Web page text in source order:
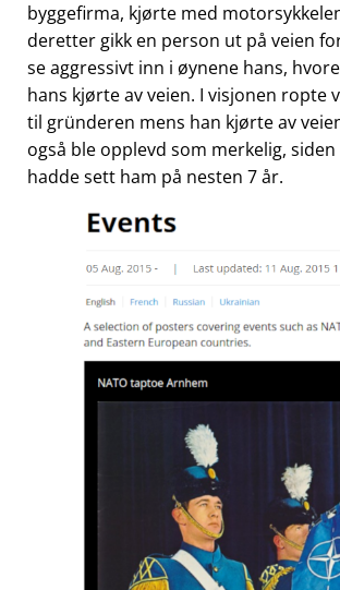
byggefirma, kjørte med
deretter gikk en person ut på veien
se aggressivt inn i øynene hans,
hans kjørte av veien. I visjonen ropte
til gründeren mens han kjørte av
også ble opplevd som merkelig, siden
hadde sett ham på nesten 7 år.